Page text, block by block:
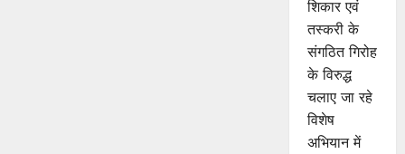
शिकार एवं
तस्करी के
संगठित गिरोह
के विरुद्ध
चलाए जा रहे
विशेष
अभियान में